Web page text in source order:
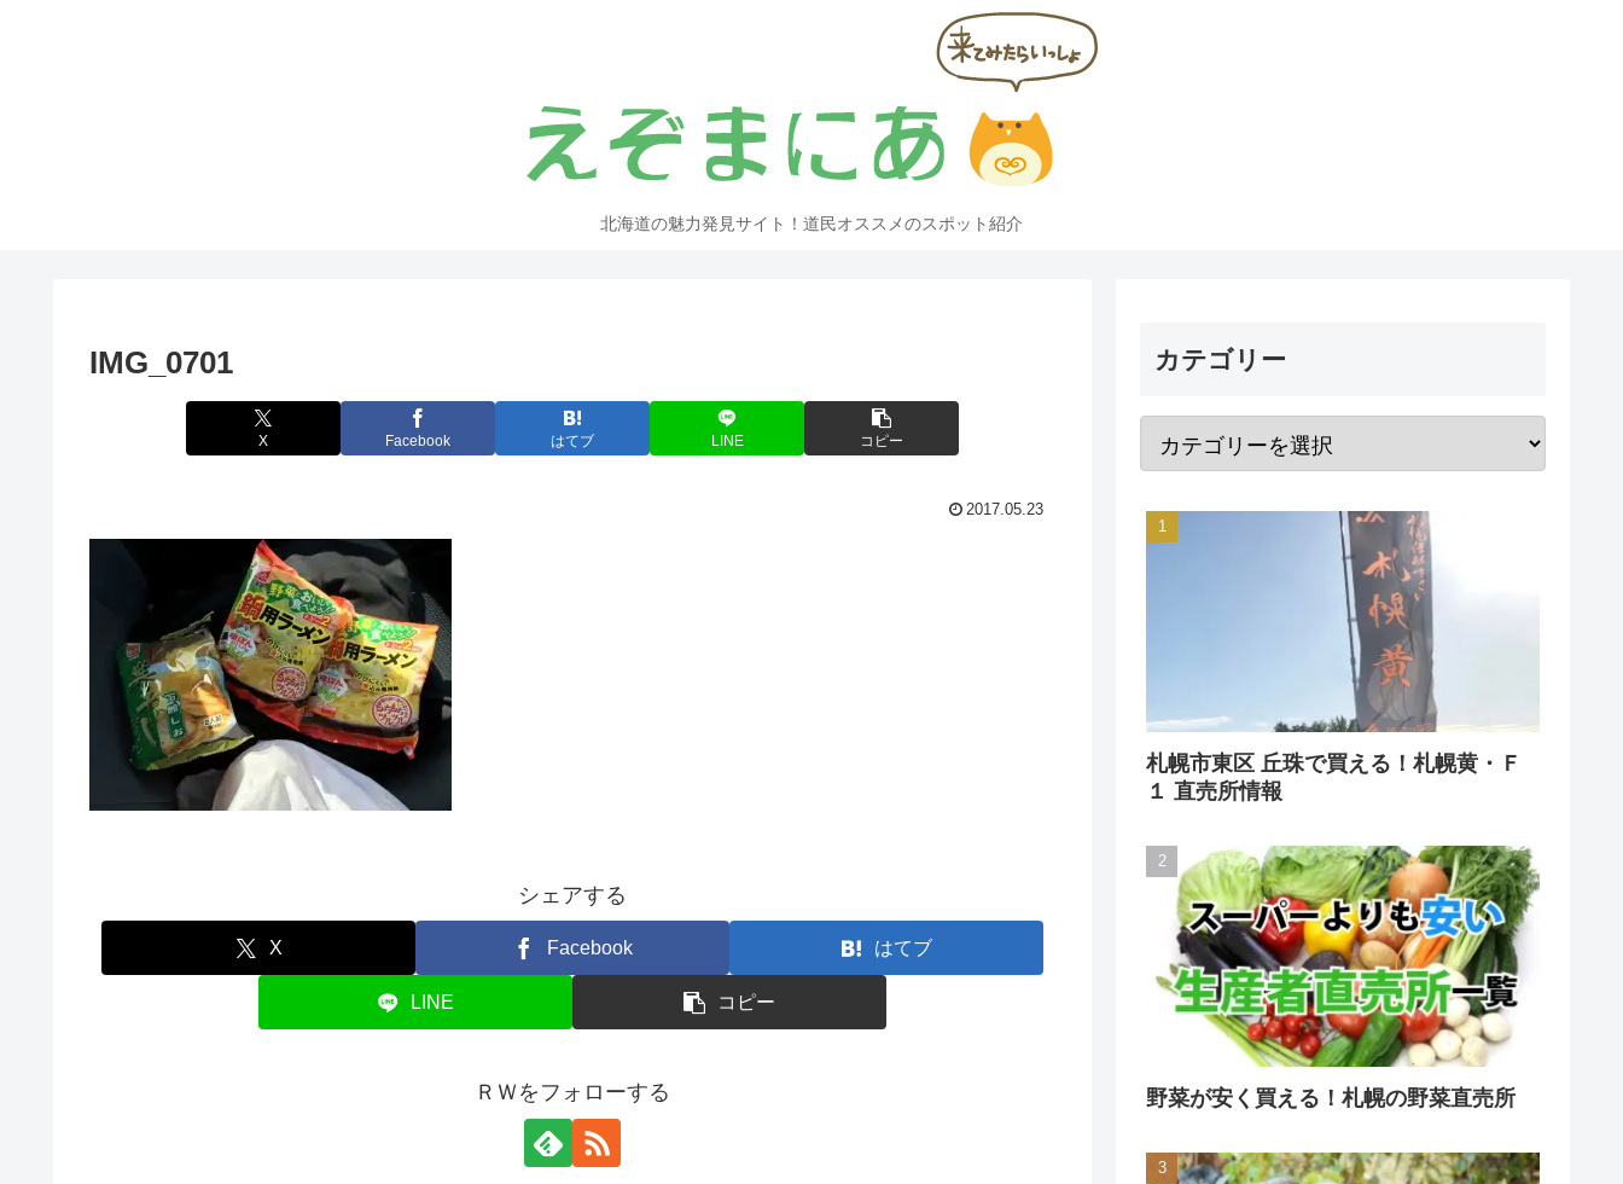
北海道の魅力発見サイト！道民オススメのスポット紹介
IMG_0701
X Facebook はてブ LINE コピー
2017.05.23
シェアする
X Facebook はてブ
LINE コピー
ＲＷをフォローする
カテゴリー
札幌市東区 丘珠で買える！札幌黄・Ｆ
１ 直売所情報
野菜が安く買える！札幌の野菜直売所